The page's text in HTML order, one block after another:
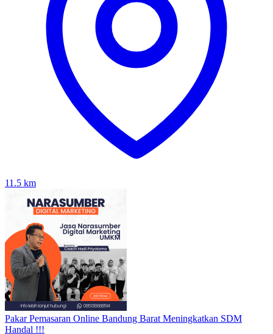
11.5 km
Pakar Pemasaran Online Bandung Barat Meningkatkan SDM
Handal !!!